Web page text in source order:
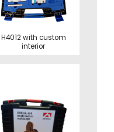
H4012 with custom
interior